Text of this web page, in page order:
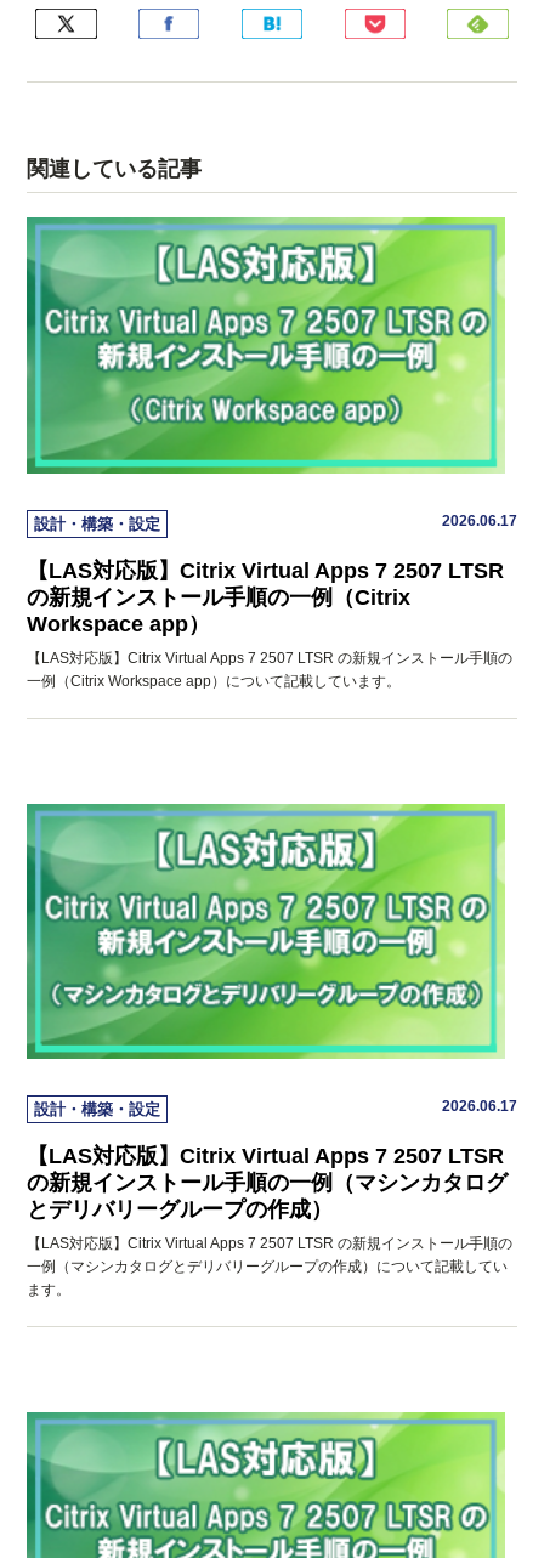
関連している記事
設計・構築・設定 2026.06.17
【LAS対応版】Citrix Virtual Apps 7 2507 LTSR
の新規インストール手順の一例（Citrix
Workspace app）
【LAS対応版】Citrix Virtual Apps 7 2507 LTSR の新規インストール手順の
一例（Citrix Workspace app）について記載しています。
設計・構築・設定 2026.06.17
【LAS対応版】Citrix Virtual Apps 7 2507 LTSR
の新規インストール手順の一例（マシンカタログ
とデリバリーグループの作成）
【LAS対応版】Citrix Virtual Apps 7 2507 LTSR の新規インストール手順の
一例（マシンカタログとデリバリーグループの作成）について記載してい
ます。